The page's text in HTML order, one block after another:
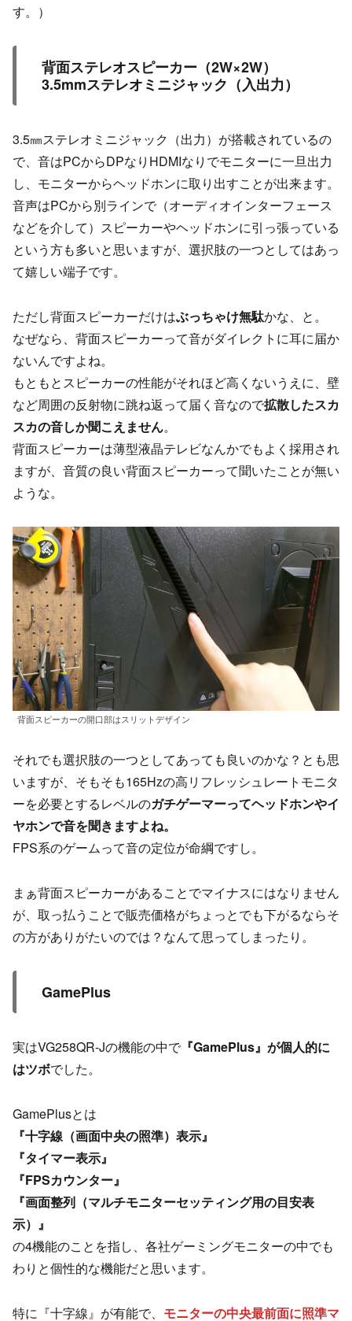
す。）
背面ステレオスピーカー（2W×2W）
3.5mmステレオミニジャック（入出力）
3.5㎜ステレオミニジャック（出力）が搭載されているの
で、音はPCからDPなりHDMIなりでモニターに一旦出力
し、モニターからヘッドホンに取り出すことが出来ます。
音声はPCから別ラインで（オーディオインターフェース
などを介して）スピーカーやヘッドホンに引っ張っている
という方も多いと思いますが、選択肢の一つとしてはあっ
て嬉しい端子です。
ただし背面スピーカーだけはぶっちゃけ無駄かな、と。
なぜなら、背面スピーカーって音がダイレクトに耳に届か
ないんですよね。
もともとスピーカーの性能がそれほど高くないうえに、壁
など周囲の反射物に跳ね返って届く音なので拡散したスカ
スカの音しか聞こえません。
背面スピーカーは薄型液晶テレビなんかでもよく採用され
ますが、音質の良い背面スピーカーって聞いたことが無い
ような。
背面スピーカーの開口部はスリットデザイン
それでも選択肢の一つとしてあっても良いのかな？とも思
いますが、そもそも165Hzの高リフレッシュレートモニタ
ーを必要とするレベルのガチゲーマーってヘッドホンやイ
ヤホンで音を聞きますよね。
FPS系のゲームって音の定位が命綱ですし。
まぁ背面スピーカーがあることでマイナスにはなりません
が、取っ払うことで販売価格がちょっとでも下がるならそ
の方がありがたいのでは？なんて思ってしまったり。
GamePlus
実はVG258QR-Jの機能の中で『GamePlus』が個人的に
はツボでした。
GamePlusとは
『十字線（画面中央の照準）表示』
『タイマー表示』
『FPSカウンター』
『画面整列（マルチモニターセッティング用の目安表
示）』
の4機能のことを指し、各社ゲーミングモニターの中でも
わりと個性的な機能だと思います。
特に『十字線』が有能で、 モニターの中央最前面に照準マ